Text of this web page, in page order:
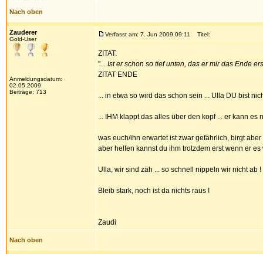
Nach oben
Zauderer
Gold-User
Anmeldungsdatum:
02.05.2009
Beiträge: 713
Verfasst am: 7. Jun 2009 09:11 Titel:
ZITAT:
"... Ist er schon so tief unten, das er mir das Ende
ZITAT ENDE
... in etwa so wird das schon sein ... Ulla DU bist
... IHM klappt das alles über den kopf ... er kann es
was euch/ihn erwartet ist zwar gefährlich, birgt
aber helfen kannst du ihm trotzdem erst wenn er es
Ulla, wir sind zäh ... so schnell nippeln wir nicht ab
Bleib stark, noch ist da nichts raus !
Zaudi
Nach oben